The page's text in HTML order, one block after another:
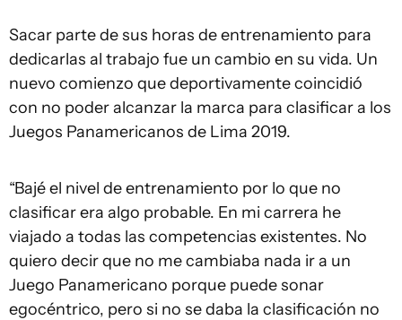
Sacar parte de sus horas de entrenamiento para
dedicarlas al trabajo fue un cambio en su vida. Un
nuevo comienzo que deportivamente coincidió
con no poder alcanzar la marca para clasificar a los
Juegos Panamericanos de Lima 2019.
“Bajé el nivel de entrenamiento por lo que no
clasificar era algo probable. En mi carrera he
viajado a todas las competencias existentes. No
quiero decir que no me cambiaba nada ir a un
Juego Panamericano porque puede sonar
egocéntrico, pero si no se daba la clasificación no